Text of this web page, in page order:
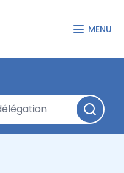
MENU